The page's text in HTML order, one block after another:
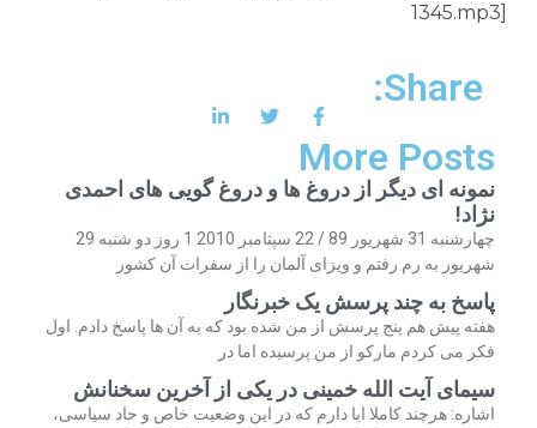
1345.mp3]
Share:
More Posts
نمونه ای دیگر از دروغ ها و دروغ گویی های احمدی
نژاد!
چهارشنبه 31 شهریور 89 / 22 سپتامبر 2010 1 روز دو شنبه 29
شهریور به رم رفتم و ویزای آلمان را از سفرات آن کشور
پاسخ به چند پرسش یک خبرنگار
هفته پیش هم پنج پرسش از من شده بود که به آن ها پاسخ دادم. اول
فکر می کردم مارکو از من پرسیده اما در
سیمای آیت الله خمینی در یکی از آخرین سخنانش
اشاره: هرچند کاملا ابا دارم که در این وضعیت خاص و حاد سیاسی،